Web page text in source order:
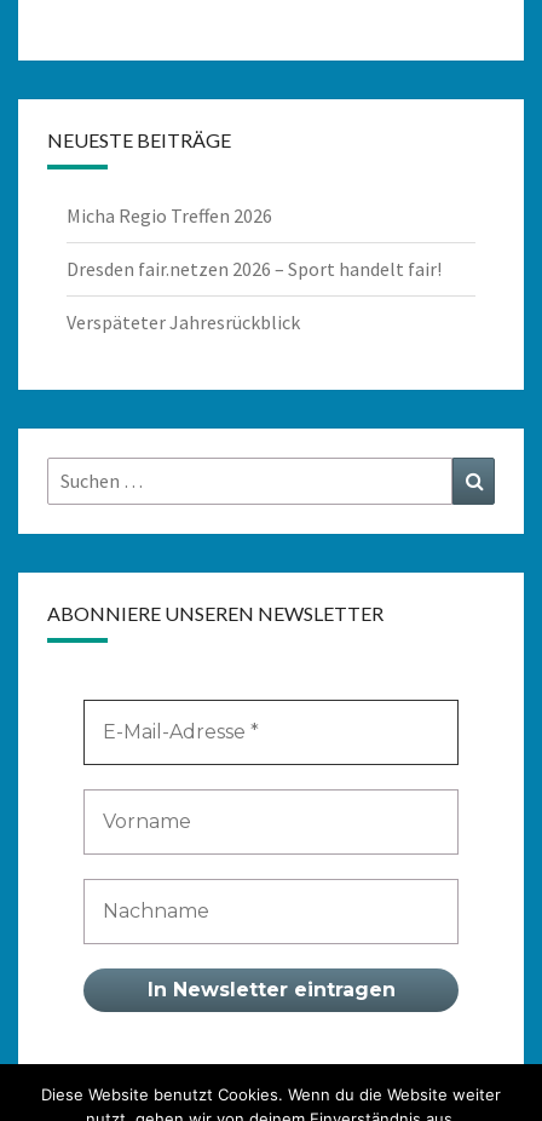
NEUESTE BEITRÄGE
Micha Regio Treffen 2026
Dresden fair.netzen 2026 – Sport handelt fair!
Verspäteter Jahresrückblick
Suchen
nach:
ABONNIERE UNSEREN NEWSLETTER
Diese Website benutzt Cookies. Wenn du die Website weiter